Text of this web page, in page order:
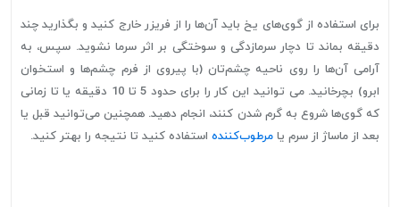
برای استفاده از گوی‌های یخ باید آن‌ها را از فریزر خارج کنید و بگذارید چند
دقیقه بماند تا دچار سرمازدگی و سوختگی بر اثر سرما نشوید. سپس، به
آرامی آن‌ها را روی ناحیه چشم‌تان (با پیروی از فرم چشم‌ها و استخوان
ابرو) بچرخانید. می توانید این کار را برای حدود 5 تا 10 دقیقه یا تا زمانی
که گوی‌ها شروع به گرم شدن کنند، انجام دهید. همچنین می‌توانید قبل یا
بعد از ماساژ از سرم یا مرطوب‌کننده استفاده کنید تا نتیجه را بهتر کنید.